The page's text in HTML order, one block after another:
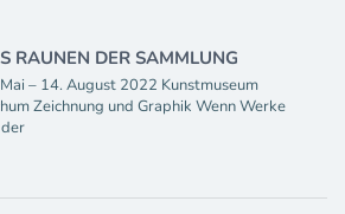
RAUNEN DER SAMMLUNG
– 14. August 2022 Kunstmuseum
Zeichnung und Graphik Wenn Werke